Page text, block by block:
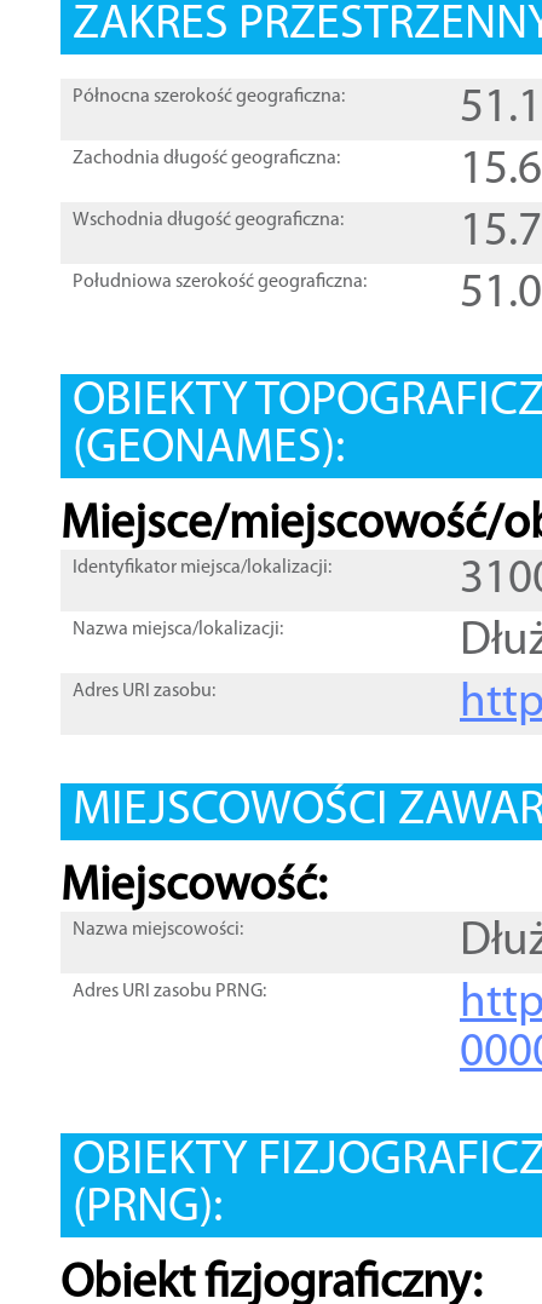
ZAKRES
Północna szerokość geograficzna:
Zachodnia długość geograficzna:
Wschodnia długość geograficzna:
Południowa szerokość geograficzna:
OBIEKTY
(GEONAMES):
Miejsce/miejscowość/
Identyfikator miejsca/lokalizacji:
Nazwa miejsca/lokalizacji:
Adres URI zasobu:
MIEJSCOWOŚCI
Miejscowość:
Nazwa miejscowości:
Adres URI zasobu PRNG:
OBIEKTY
(PRNG):
Obiekt fizjograficzny: